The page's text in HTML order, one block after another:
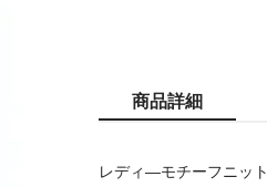
商品詳細
レディ―モチーフニット